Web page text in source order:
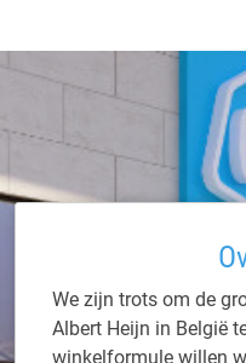
We zijn trots om de
Albert Heijn in België
winkelformule willen